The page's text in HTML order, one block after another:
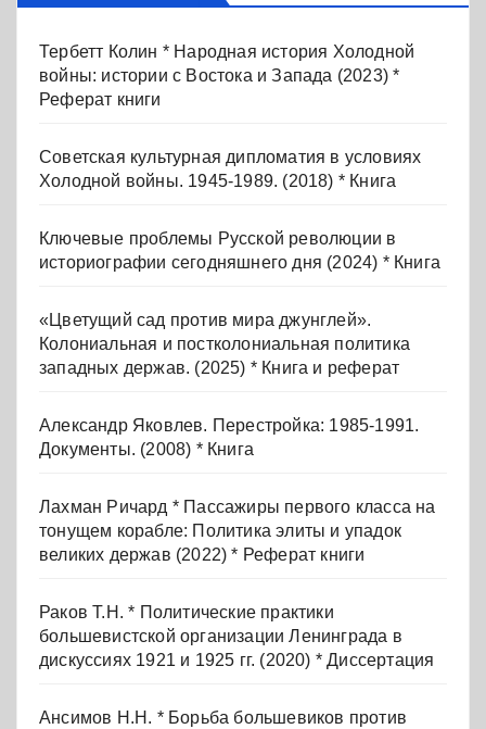
Тербетт Колин * Народная история Холодной
войны: истории с Востока и Запада (2023) *
Реферат книги
Советская культурная дипломатия в условиях
Холодной войны. 1945-1989. (2018) * Книга
Ключевые проблемы Русской революции в
историографии сегодняшнего дня (2024) * Книга
«Цветущий сад против мира джунглей».
Колониальная и постколониальная политика
западных держав. (2025) * Книга и реферат
Александр Яковлев. Перестройка: 1985-1991.
Документы. (2008) * Книга
Лахман Ричард * Пассажиры первого класса на
тонущем корабле: Политика элиты и упадок
великих держав (2022) * Реферат книги
Раков Т.Н. * Политические практики
большевистской организации Ленинграда в
дискуссиях 1921 и 1925 гг. (2020) * Диссертация
Ансимов Н.Н. * Борьба большевиков против